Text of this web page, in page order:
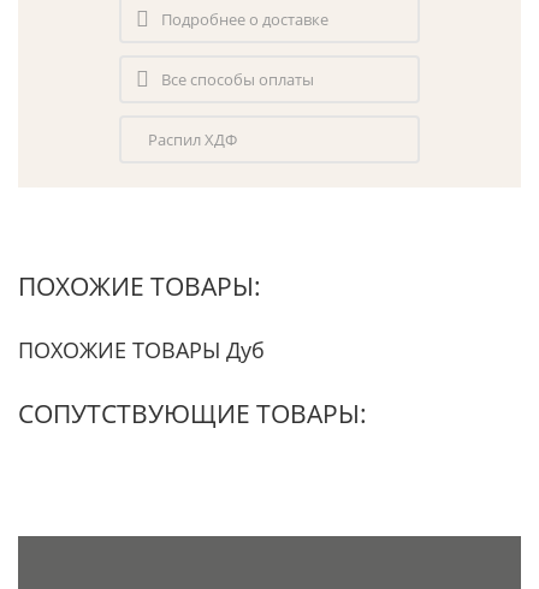
Подробнее о доставке
Все способы оплаты
Распил ХДФ
ПОХОЖИЕ ТОВАРЫ:
ПОХОЖИЕ ТОВАРЫ Дуб
СОПУТСТВУЮЩИЕ ТОВАРЫ: